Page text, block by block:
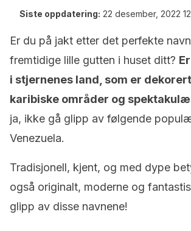
Siste oppdatering: 22 desember, 2022
Er du på jakt etter det perfekte
fremtidige lille gutten i huset ditt?
i stjernenes land, som er
karibiske områder og
ja, ikke gå glipp av følgende
Venezuela.
Tradisjonell, kjent, og med dype
også originalt, moderne og
glipp av disse navnene!